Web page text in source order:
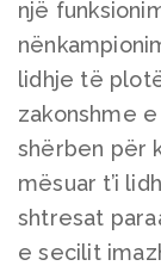
një
lidhje të
zakonshme
shërben për
mësuar t’i
shtresat
e secilit